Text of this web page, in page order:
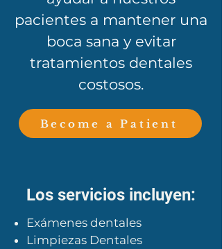
pacientes a mantener una
boca sana y evitar
tratamientos dentales
costosos.
Become a Patient
Los servicios incluyen:
Exámenes dentales
Limpiezas Dentales